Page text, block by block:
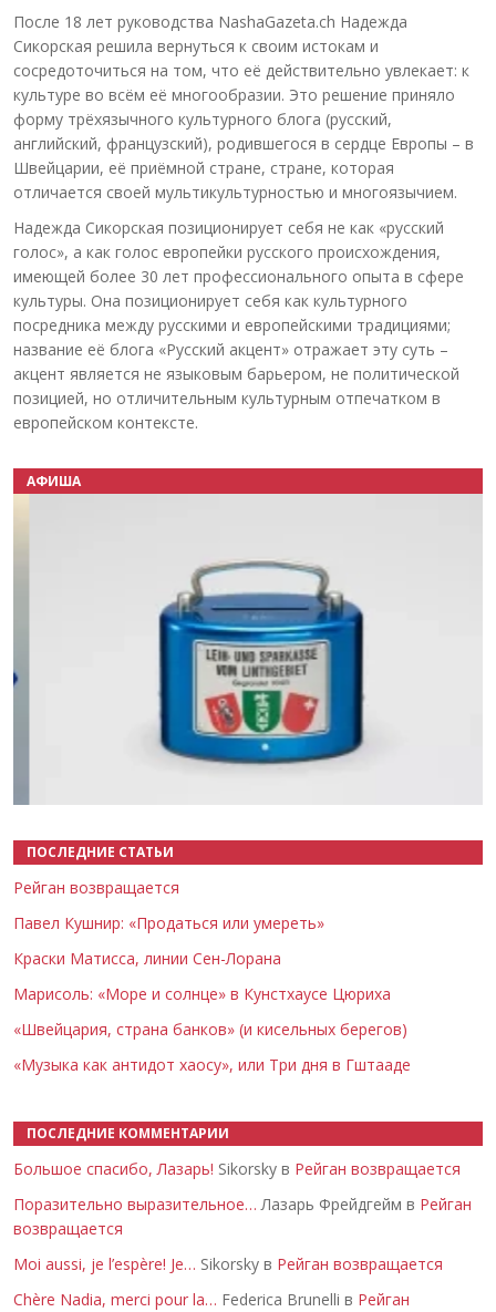
После 18 лет руководства NashaGazeta.ch Надежда
Сикорская решила вернуться к своим истокам и
сосредоточиться на том, что её действительно увлекает: к
культуре во всём её многообразии. Это решение приняло
форму трёхязычного культурного блога (русский,
английский, французский), родившегося в сердце Европы – в
Швейцарии, её приёмной стране, стране, которая
отличается своей мультикультурностью и многоязычием.
Надежда Сикорская позиционирует себя не как «русский
голос», а как голос европейки русского происхождения,
имеющей более 30 лет профессионального опыта в сфере
культуры. Она позиционирует себя как культурного
посредника между русскими и европейскими традициями;
название её блога «Русский акцент» отражает эту суть –
акцент является не языковым барьером, не политической
позицией, но отличительным культурным отпечатком в
европейском контексте.
АФИША
ПОСЛЕДНИЕ СТАТЬИ
Рейган возвращается
Павел Кушнир: «Продаться или умереть»
Краски Матисса, линии Сен-Лорана
Марисоль: «Море и солнце» в Кунстхаусе Цюриха
«Швейцария, страна банков» (и кисельных берегов)
«Музыка как антидот хаосу», или Три дня в Гштааде
ПОСЛЕДНИЕ КОММЕНТАРИИ
Большое спасибо, Лазарь! Sikorsky в Рейган возвращается
Поразительно выразительное… Лазарь Фрейдгейм в Рейган
возвращается
Moi aussi, je l’espère! Je… Sikorsky в Рейган возвращается
Chère Nadia, merci pour la… Federica Brunelli в Рейган